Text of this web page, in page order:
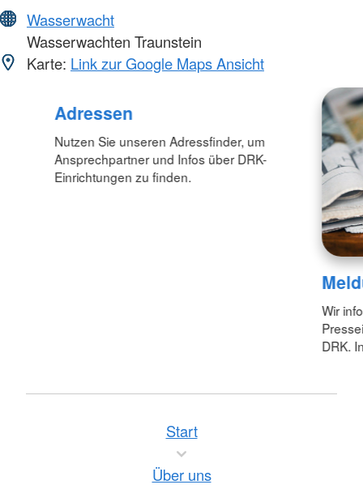
Wasserwacht
Wasserwachten Traunstein
Karte: Link zur Google Maps Ansicht
Adressen
Nutzen Sie unseren Adressfinder, um
Ansprechpartner und Infos über DRK-
Einrichtungen zu finden.
Wir
DRK.
Start
Über uns